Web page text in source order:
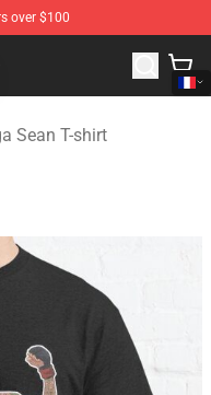
over $100
Sean Merchandise Store
Sean T-shirt